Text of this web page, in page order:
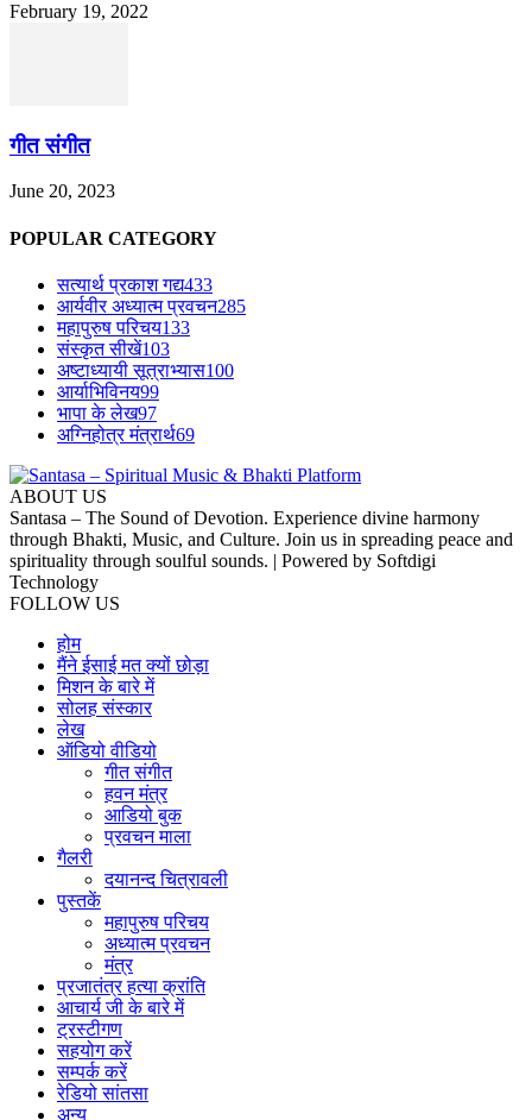
February 19, 2022
गीत संगीत
June 20, 2023
POPULAR CATEGORY
सत्यार्थ प्रकाश गद्य433
आर्यवीर अध्यात्म प्रवचन285
महापुरुष परिचय133
संस्कृत सीखें103
अष्टाध्यायी सूत्राभ्यास100
आर्याभिविनय99
भापा के लेख97
अग्निहोत्र मंत्रार्थ69
ABOUT US
Santasa – The Sound of Devotion. Experience divine harmony
through Bhakti, Music, and Culture. Join us in spreading peace and
spirituality through soulful sounds. | Powered by Softdigi
Technology
FOLLOW US
होम
मैंने ईसाई मत क्यों छोड़ा
मिशन के बारे में
सोलह संस्कार
लेख
ऑडियो वीडियो
गीत संगीत
हवन मंत्र
आडियो बुक
प्रवचन माला
गैलरी
दयानन्द चित्रावली
पुस्तकें
महापुरुष परिचय
अध्यात्म प्रवचन
मंत्र
प्रजातंत्र हत्या क्रांति
आचार्य जी के बारे में
ट्रस्टीगण
सहयोग करें
सम्पर्क करें
रेडियो सांतसा
अन्य